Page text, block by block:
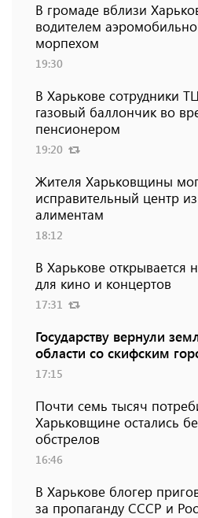
В громаде вблизи
водителем
морпехом
19:30
В Харькове сотрудники
газовый баллончик во
пенсионером
19:20
Жителя Харьковщины
исправительный центр
алиментам
18:12
В Харькове открывается
для кино и концертов
17:31
Государству вернули
области со скифским
17:15
Почти семь тысяч
Харьковщине остались
обстрелов
16:46
В Харькове блогер
за пропаганду СССР и